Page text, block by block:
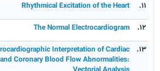
۱۱. Rhythmical Excitation of the Heart
۱۲.
The Normal Electrocardiogram
۱۳.
Interpretation of Cardiac
Coronary Blood Flow Abnormalities: